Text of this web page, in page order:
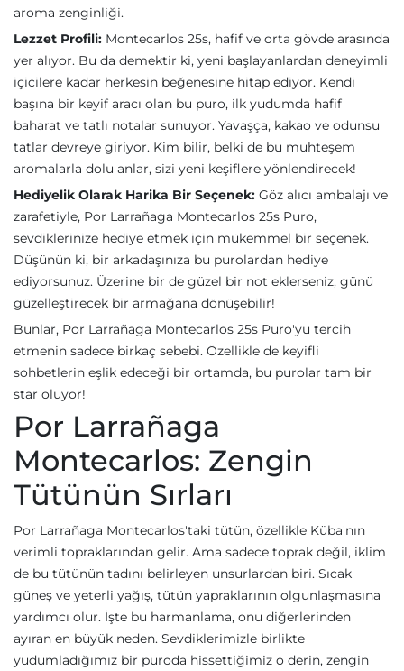
aroma zenginliği.
Lezzet Profili: Montecarlos 25s, hafif ve orta gövde arasında
yer alıyor. Bu da demektir ki, yeni başlayanlardan deneyimli
içicilere kadar herkesin beğenesine hitap ediyor. Kendi
başına bir keyif aracı olan bu puro, ilk yudumda hafif
baharat ve tatlı notalar sunuyor. Yavaşça, kakao ve odunsu
tatlar devreye giriyor. Kim bilir, belki de bu muhteşem
aromalarla dolu anlar, sizi yeni keşiflere yönlendirecek!
Hediyelik Olarak Harika Bir Seçenek: Göz alıcı ambalajı ve
zarafetiyle, Por Larrañaga Montecarlos 25s Puro,
sevdiklerinize hediye etmek için mükemmel bir seçenek.
Düşünün ki, bir arkadaşınıza bu purolardan hediye
ediyorsunuz. Üzerine bir de güzel bir not eklerseniz, günü
güzelleştirecek bir armağana dönüşebilir!
Bunlar, Por Larrañaga Montecarlos 25s Puro'yu tercih
etmenin sadece birkaç sebebi. Özellikle de keyifli
sohbetlerin eşlik edeceği bir ortamda, bu purolar tam bir
star oluyor!
Por Larrañaga
Montecarlos: Zengin
Tütünün Sırları
Por Larrañaga Montecarlos'taki tütün, özellikle Küba'nın
verimli topraklarından gelir. Ama sadece toprak değil, iklim
de bu tütünün tadını belirleyen unsurlardan biri. Sıcak
güneş ve yeterli yağış, tütün yapraklarının olgunlaşmasına
yardımcı olur. İşte bu harmanlama, onu diğerlerinden
ayıran en büyük neden. Sevdiklerimizle birlikte
yudumladığımız bir puroda hissettiğimiz o derin, zengin